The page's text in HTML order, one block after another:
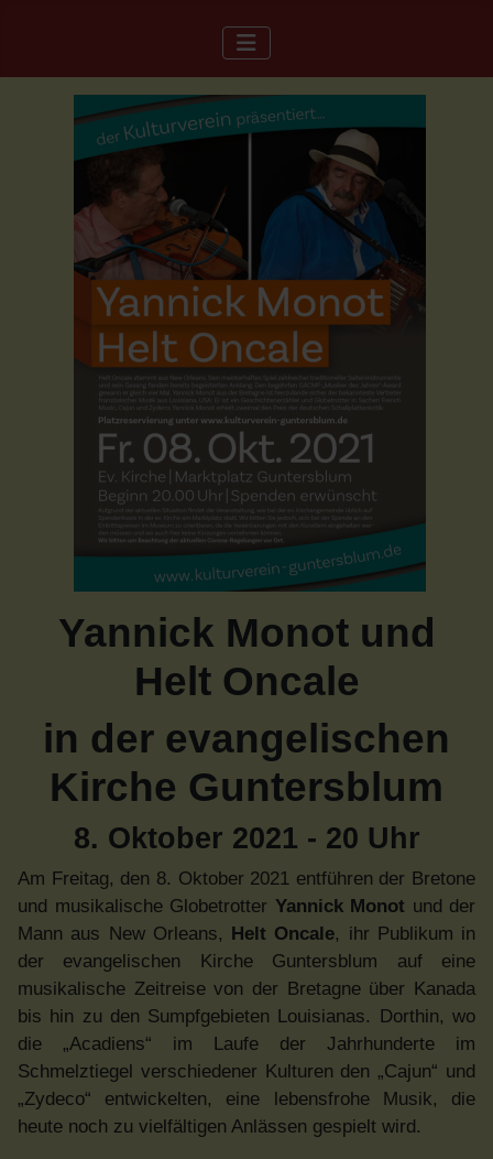
Yannick Monot und
Helt Oncale
in der evangelischen
Kirche Guntersblum
8. Oktober 2021 - 20 Uhr
Am Freitag, den 8. Oktober 2021 entführen der Bretone
und musikalische Globetrotter Yannick Monot und der
Mann aus New Orleans, Helt Oncale, ihr Publikum in
der evangelischen Kirche Guntersblum auf eine
musikalische Zeitreise von der Bretagne über Kanada
bis hin zu den Sumpfgebieten Louisianas. Dorthin, wo
die „Acadiens“ im Laufe der Jahrhunderte im
Schmelztiegel verschiedener Kulturen den „Cajun“ und
„Zydeco“ entwickelten, eine lebensfrohe Musik, die
heute noch zu vielfältigen Anlässen gespielt wird.